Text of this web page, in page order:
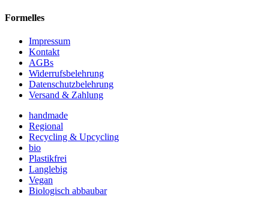
Formelles
Impressum
Kontakt
AGBs
Widerrufsbelehrung
Datenschutzbelehrung
Versand & Zahlung
handmade
Regional
Recycling & Upcycling
bio
Plastikfrei
Langlebig
Vegan
Biologisch abbaubar